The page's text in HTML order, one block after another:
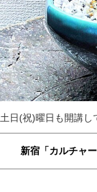
土日(祝)曜日も開講し
新宿「カルチャ